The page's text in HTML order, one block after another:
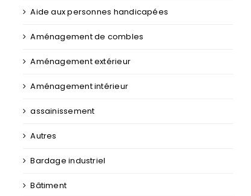
Aide aux personnes handicapées
Aménagement de combles
Aménagement extérieur
Aménagement intérieur
assainissement
Autres
Bardage industriel
Bâtiment